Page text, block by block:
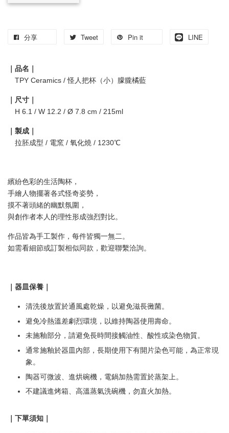
分享 Tweet Pin it LINE
｜品名｜
TPY Ceramics / 怪人把杯（小）朦朧橘藍
｜尺寸｜
H 6.1 / W 12.2 / Ø 7.8 cm / 215ml
｜製成｜
拉胚成型 / 電窯 / 氧化燒 / 1230℃
繽紛色彩的生活陶杯，
手繪人物擺著各式怪奇姿勢，
摸不著頭緒的幽默氛圍，
與創作者本人的理性形成強烈對比。
作品皆為手工製作，每件皆獨一無二。
如需看細節或訂製相似同款，歡迎聯繫洽詢。
｜器皿保養｜
清洗後放置於通風處乾燥，以避免滋長黴菌。
避免冷熱溫差劇烈環境，以維持陶器使用壽命。
未施釉部分，請避免長時間接觸油性、酸性或染色物質。
通常施釉於器皿內部，長期使用下有開片染色可能，為正常現
象。
陶器可微波、進烘碗機，電鍋加熱需置於蒸架上。
不建議進烤箱、高溫蒸氣洗碗機，勿直火加熱。
｜下單須知｜